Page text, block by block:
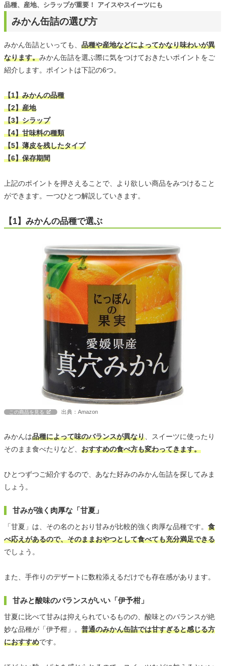
みかん缶詰の選び方
品種、産地、シラップが重要！ アイスやスイーツにも
みかん缶詰といっても、 品種や産地などによってかなり味わいが異
なります。みかん缶詰を選ぶ際に気をつけておきたいポイントをご
紹介します。ポイントは下記の6つ。
【1】みかんの品種
【2】産地
【3】シラップ
【4】甘味料の種類
【5】薄皮を残したタイプ
【6】保存期間
上記のポイントを押さえることで、より欲しい商品をみつけること
ができます。一つひとつ解説していきます。
【1】みかんの品種で選ぶ
この商品を見る 出典：Amazon
みかんは品種によって味のバランスが異なり 、スイーツに使ったり
そのまま食べたりなど、 おすすめの食べ方も変わってきます。
ひとつずつご紹介するので、あなた好みのみかん缶詰を探してみま
しょう。
甘みが強く肉厚な「甘夏」
「甘夏」は、その名のとおり甘みが比較的強く肉厚な品種です。 食
べ応えがあるので、そのままおやつとして食べても充分満足できる
でしょう。
また、手作りのデザートに数粒添えるだけでも存在感があります。
甘みと酸味のバランスがいい「伊予柑」
甘夏に比べて甘みは抑えられているものの、酸味とのバランスが絶
妙な品種が「伊予柑」。 普通のみかん缶詰では甘すぎると感じる方
におすすめです。